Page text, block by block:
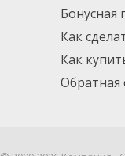
Бонусная
Как
Как
Обратная